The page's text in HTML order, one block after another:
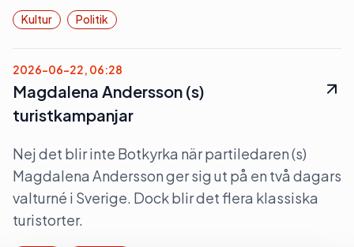
Kultur Politik
2026-06-22, 06:28
Magdalena Andersson (s)
turistkampanjar
Nej det blir inte Botkyrka när partiledaren (s)
Magdalena Andersson ger sig ut på en två dagars
valturné i Sverige. Dock blir det flera klassiska
turistorter.